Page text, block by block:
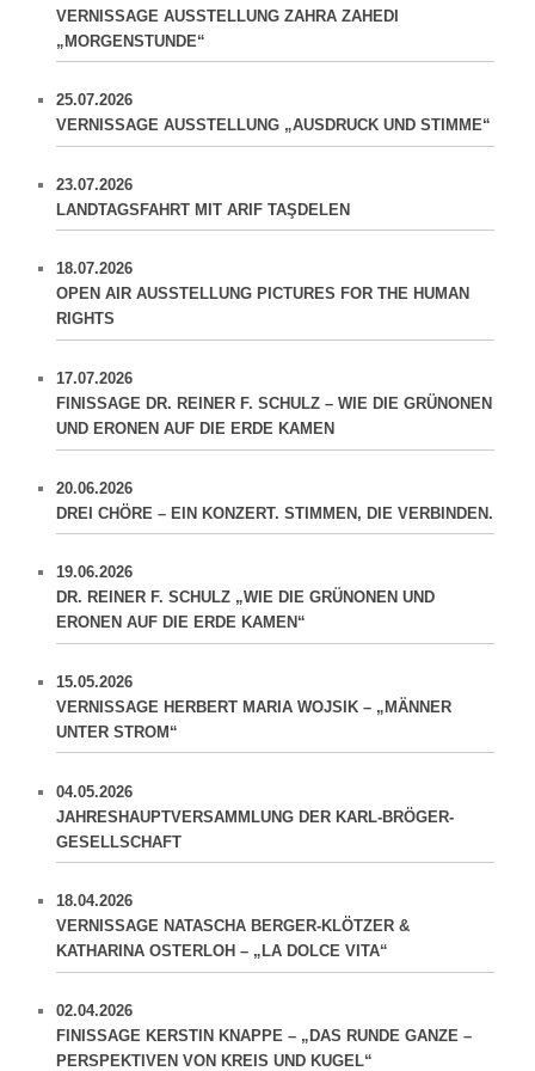
VERNISSAGE AUSSTELLUNG ZAHRA ZAHEDI
„MORGENSTUNDE“
25.07.2026
VERNISSAGE AUSSTELLUNG „AUSDRUCK UND STIMME“
23.07.2026
LANDTAGSFAHRT MIT ARIF TAŞDELEN
18.07.2026
OPEN AIR AUSSTELLUNG PICTURES FOR THE HUMAN
RIGHTS
17.07.2026
FINISSAGE DR. REINER F. SCHULZ – WIE DIE GRÜNONEN
UND ERONEN AUF DIE ERDE KAMEN
20.06.2026
DREI CHÖRE – EIN KONZERT. STIMMEN, DIE VERBINDEN.
19.06.2026
DR. REINER F. SCHULZ „WIE DIE GRÜNONEN UND
ERONEN AUF DIE ERDE KAMEN“
15.05.2026
VERNISSAGE HERBERT MARIA WOJSIK – „MÄNNER
UNTER STROM“
04.05.2026
JAHRESHAUPTVERSAMMLUNG DER KARL-BRÖGER-
GESELLSCHAFT
18.04.2026
VERNISSAGE NATASCHA BERGER-KLÖTZER &
KATHARINA OSTERLOH – „LA DOLCE VITA“
02.04.2026
FINISSAGE KERSTIN KNAPPE – „DAS RUNDE GANZE –
PERSPEKTIVEN VON KREIS UND KUGEL“